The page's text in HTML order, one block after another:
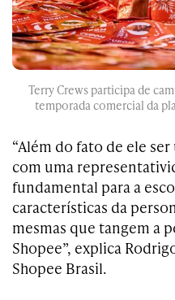
Terry Crews participa de
temporada comercial da
“Além do fato de ele
com uma
fundamental para a
características da
mesmas que tangem a
Shopee”, explica
Shopee Brasil.